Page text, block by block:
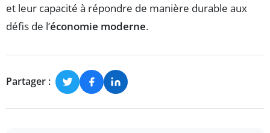
et leur capacité à répondre de manière durable aux
défis de l’économie moderne.
Partager :